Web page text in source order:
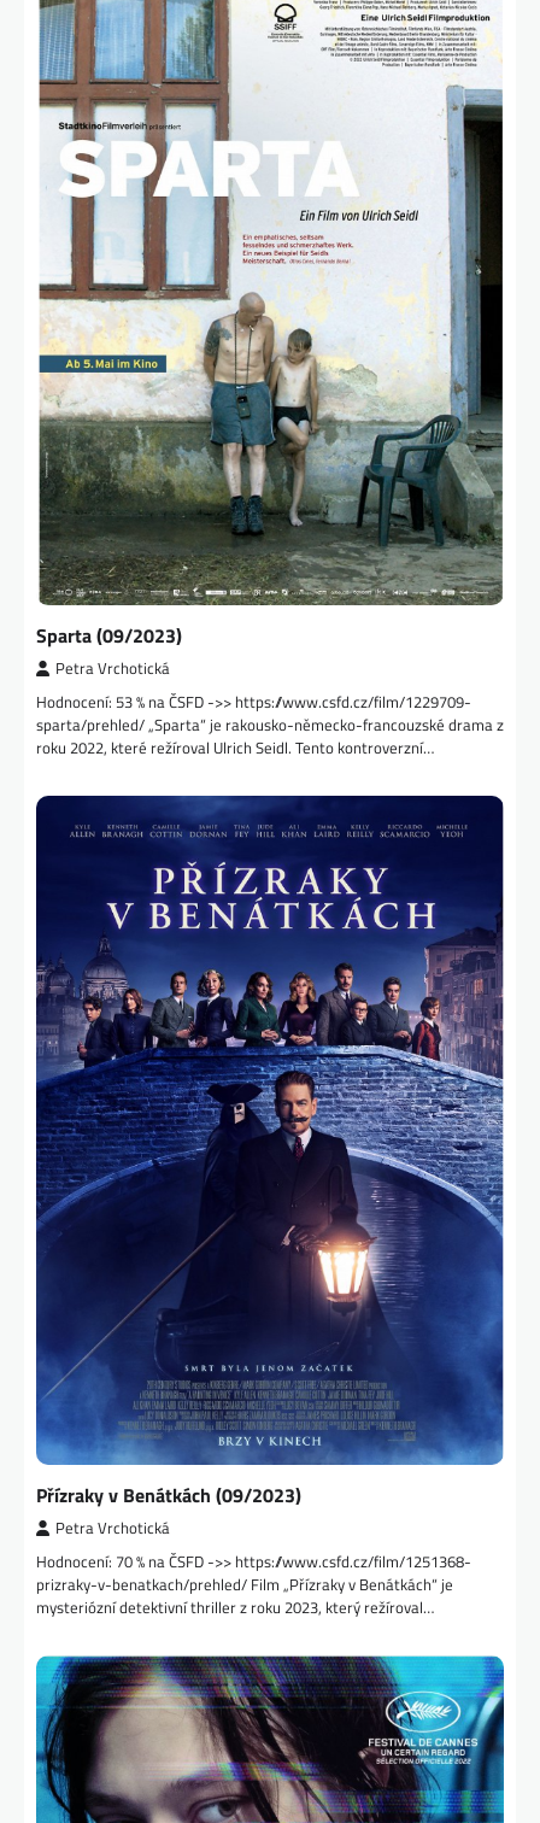
Sparta (09/2023)
Petra Vrchotická
Hodnocení: 53 % na ČSFD ->> https://www.csfd.cz/film/1229709-
sparta/prehled/ „Sparta“ je rakousko-německo-francouzské drama z
roku 2022, které režíroval Ulrich Seidl. Tento kontroverzní…
Přízraky v Benátkách (09/2023)
Petra Vrchotická
Hodnocení: 70 % na ČSFD ->> https://www.csfd.cz/film/1251368-
prizraky-v-benatkach/prehled/ Film „Přízraky v Benátkách“ je
mysteriózní detektivní thriller z roku 2023, který režíroval…